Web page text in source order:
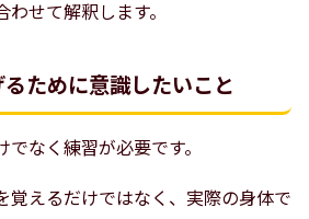
せて解釈します。
ために意識したいこと
なく練習が必要です。
覚えるだけではなく、実際の身体で